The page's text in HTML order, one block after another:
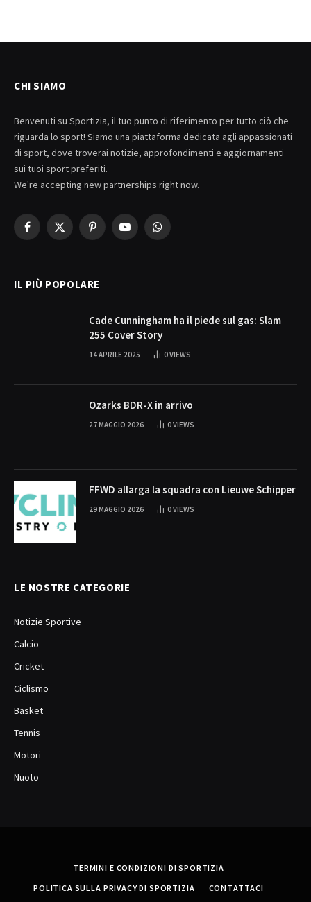
CHI SIAMO
Benvenuti su Sportizia, il tuo punto di riferimento per tutto ciò che
riguarda lo sport! Siamo una piattaforma dedicata agli appassionati
di sport, dove troverai notizie, approfondimenti e aggiornamenti
sui tuoi sport preferiti.
We're accepting new partnerships right now.
Facebook
X
PinterestYouTubeWhatsApp
IL PIÙ POPOLARE
Cade Cunningham ha il piede sul gas: Slam
255 Cover Story
14 APRILE 2025 0VIEWS
Ozarks BDR-X in arrivo
27 MAGGIO 2026 0VIEWS
FFWD allarga la squadra con Lieuwe Schipper
29 MAGGIO 2026 0VIEWS
LE NOSTRE CATEGORIE
Notizie Sportive
Calcio
Cricket
Ciclismo
Basket
Tennis
Motori
Nuoto
TERMINI E CONDIZIONI DI SPORTIZIA
POLITICA SULLA PRIVACY DI SPORTIZIA
CONTATTACI